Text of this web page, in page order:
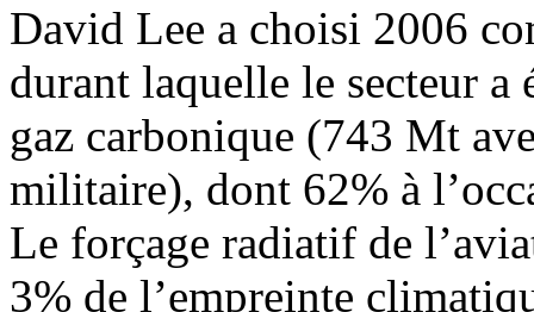
David Lee a choisi 2006
durant laquelle le secteur
gaz carbonique (743 Mt
militaire), dont 62% à
Le forçage radiatif de
3% de l’empreinte